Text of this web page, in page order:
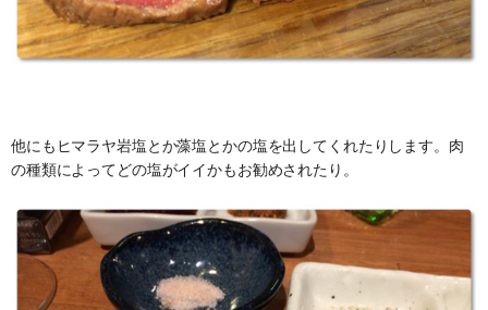
他にもヒマラヤ岩塩とか藻塩とかの塩を出してくれたりします。肉
の種類によってどの塩がイイかもお勧めされたり。